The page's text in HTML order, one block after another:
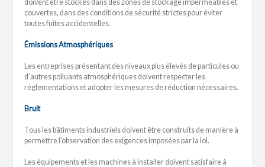
doivent être stockés dans des zones de stockage imperméables et
couvertes, dans des conditions de sécurité strictes pour éviter
toutes fuites accidentelles.
Émissions Atmosphériques
Les entreprises présentant des niveaux plus élevés de particules ou
d’autres polluants atmosphériques doivent respecter les
réglementations et adopter les mesures de réduction nécessaires.
Bruit
Tous les bâtiments industriels doivent être construits de manière à
permettre l'observation des exigences imposées par la loi.
Les équipements et les machines à installer doivent satisfaire à